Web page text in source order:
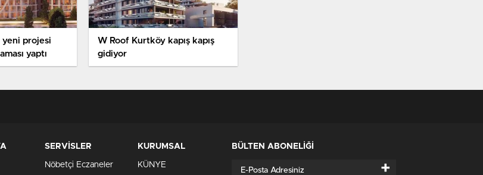
yeni projesi
yaptı
W Roof Kurtköy kapış kapış
gidiyor
SERVİSLER
Nöbetçi Eczaneler
KURUMSAL
KÜNYE
BÜLTEN ABONELİĞİ
+